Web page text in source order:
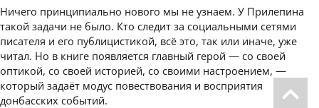
Ничего принципиально нового мы не узнаем. У Прилепина
такой задачи не было. Кто следит за социальными сетями
писателя и его публицистикой, всё это, так или иначе, уже
читал. Но в книге появляется главный герой — со своей
оптикой, со своей историей, со своими настроением, —
который задаёт модус повествования и восприятия
донбасских событий.